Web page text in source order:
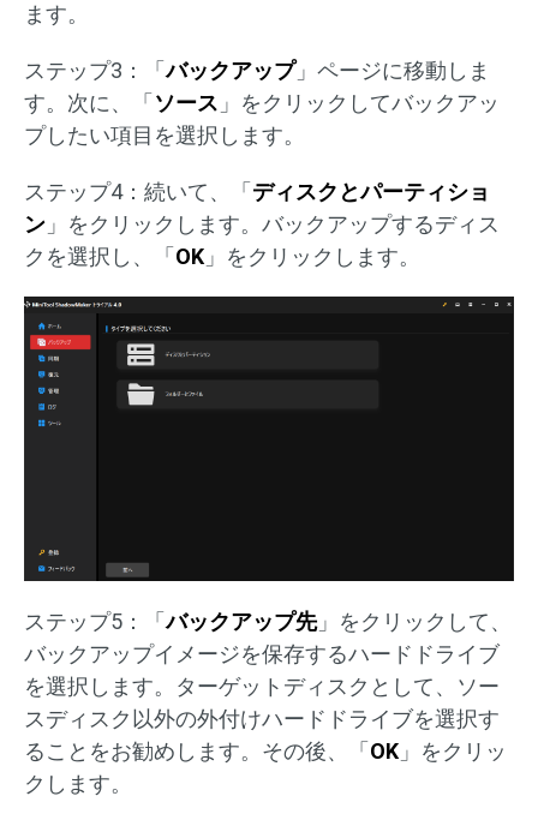
ます。
ステップ3：「バックアップ」ページに移動しま
す。次に、「 ソース 」をクリックしてバックアッ
プしたい項目を選択します。
ステップ4：続いて、「 ディスクとパーティショ
ン 」をクリックします。バックアップするディス
クを選択し、「 OK 」をクリックします。
ステップ5：「バックアップ先」をクリックして、
バックアップイメージを保存するハードドライブ
を選択します。ターゲットディスクとして、ソー
スディスク以外の外付けハードドライブを選択す
ることをお勧めします。その後、「 OK 」をクリッ
クします。